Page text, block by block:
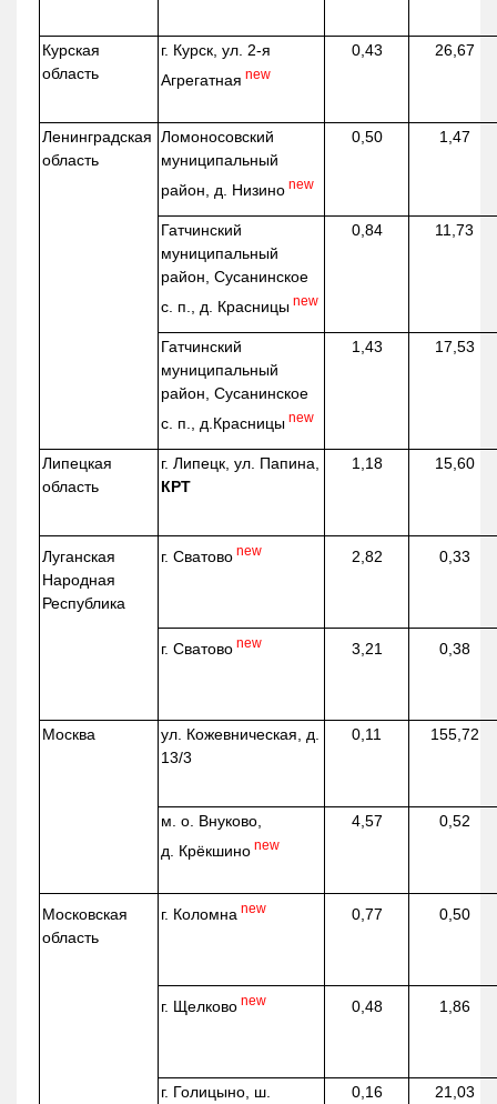
Курская
область
г. Курск, ул. 2-я
Агрегатная new
0,43 26,67
Ленинградская
область
Ломоносовский
муниципальный
район, д. Низино new
0,50 1,47
Гатчинский
муниципальный
район, Сусанинское
с. п., д. Красницы new
0,84 11,73
Гатчинский
муниципальный
район, Сусанинское
с. п., д.Красницы new
1,43 17,53
Липецкая
область
г. Липецк, ул. Папина,
КРТ
1,18 15,60
Луганская
Народная
Республика
г. Сватово new 2,82 0,33
г. Сватово new 3,21 0,38
Москва ул. Кожевническая , д.
13/3
0,11 155,72
м. о. Внуково,
д. Крёкшино new
4,57 0,52
Московская
область
г. Коломна new 0,77 0,50
г. Щелково new 0,48 1,86
г. Голицыно, ш.
0,16 21,03